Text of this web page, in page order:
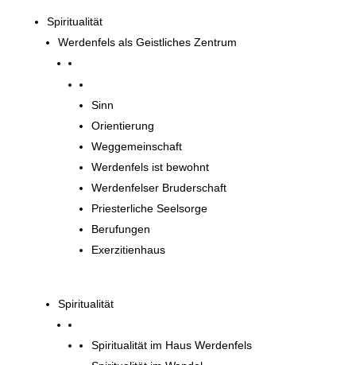
Spiritualität
Werdenfels als Geistliches Zentrum
Sinn
Orientierung
Weggemeinschaft
Werdenfels ist bewohnt
Werdenfelser Bruderschaft
Priesterliche Seelsorge
Berufungen
Exerzitienhaus
Spiritualität
Spiritualität im Haus Werdenfels